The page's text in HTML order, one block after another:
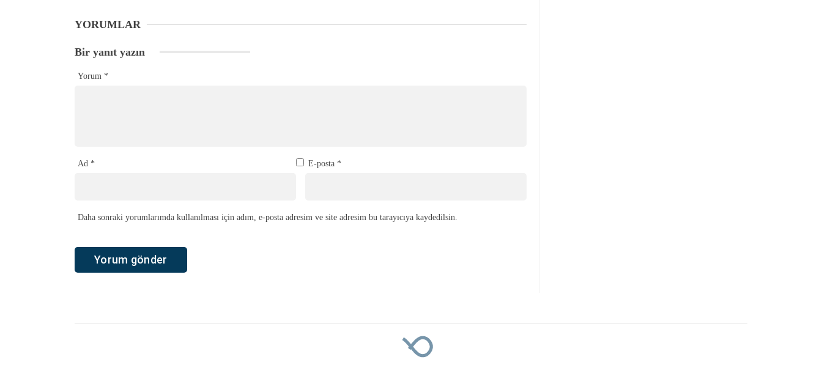
YORUMLAR
Bir yanıt yazın
Yorum *
Ad * E-posta *
Daha sonraki yorumlarımda kullanılması için adım, e-posta adresim ve site adresim bu tarayıcıya kaydedilsin.